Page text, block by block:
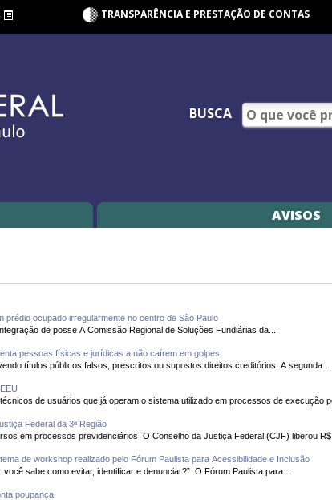
TRANSPARÊNCIA E PRESTAÇÃO DE CONTAS
BUSCA
AVISOS
ocupado irregularmente no centro de São Paulo
Imóvel que conta com 50 famílias pertence ao INSS e é objeto de reintegração de posse A Comissão Regional de Soluções Fundiárias da...
pessoas físicas e jurídicas a não caírem em golpes
Publicação traz alerta aos cidadãos e empresas sobre golpes envolvendo títulos públicos falsos, prescritos ou supostos direitos creditórios. A segunda...
Federal da 3ª Região
Quase 3 mil pessoas serão contempladas com recebimento de recursos em processos previdenciários O
de workshop realizado pelo Fórum Paulista para Acessibilidade e Inclusão
Evento divulgou a cartilha “Violência contra pessoas com deficiência: você sabe como evitar, identificar e denunciar?” O Fórum Paulista para...
poupança